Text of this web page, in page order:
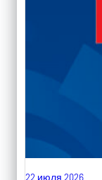
22 июля 2026